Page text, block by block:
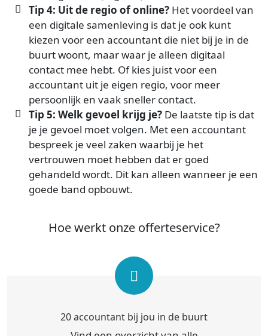
Tip 4: Uit de regio of online? Het voordeel van
een digitale samenleving is dat je ook kunt
kiezen voor een accountant die niet bij je in de
buurt woont, maar waar je alleen digitaal
contact mee hebt. Of kies juist voor een
accountant uit je eigen regio, voor meer
persoonlijk en vaak sneller contact.
Tip 5: Welk gevoel krijg je? De laatste tip is dat
je je gevoel moet volgen. Met een accountant
bespreek je veel zaken waarbij je het
vertrouwen moet hebben dat er goed
gehandeld wordt. Dit kan alleen wanneer je een
goede band opbouwt.
Hoe werkt onze offerteservice?
20 accountant bij jou in de buurt